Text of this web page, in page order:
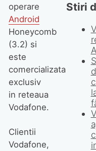
operare
Android
Honeycomb
(3.2) si
este
comercializata
exclusiv
in reteaua
Vodafone.
Clientii
Vodafone,
Stiri